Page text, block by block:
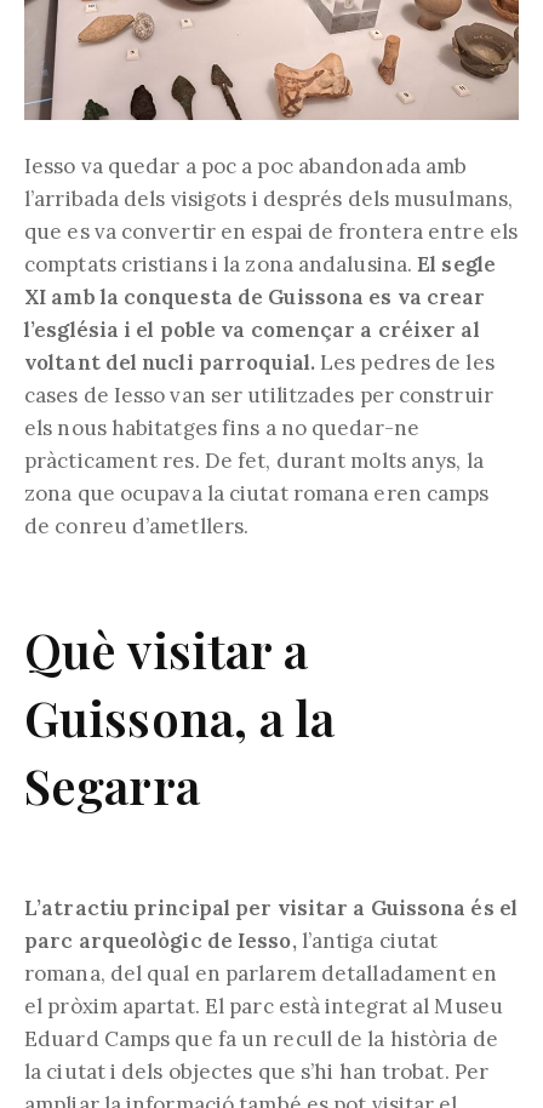
Iesso va quedar a poc a poc abandonada amb
l’arribada dels visigots i després dels musulmans,
que es va convertir en espai de frontera entre els
comptats cristians i la zona andalusina.El segle
XI amb la conquesta de Guissona es va crear
l’església i el poble va començar a créixer al
voltant del nucli parroquial.Les pedres de les
cases de Iesso van ser utilitzades per construir
els nous habitatges fins a no quedar-ne
pràcticament res. De fet, durant molts anys, la
zona que ocupava la ciutat romana eren camps
de conreu d’ametllers.
Què visitar a
Guissona, a la
Segarra
L’atractiu principal per visitar a Guissona és el
parc arqueològic de Iesso,l’antiga ciutat
romana, del qual en parlarem detalladament en
el pròxim apartat. El parc està integrat al Museu
Eduard Camps que fa un recull de la història de
la ciutat i dels objectes que s’hi han trobat. Per